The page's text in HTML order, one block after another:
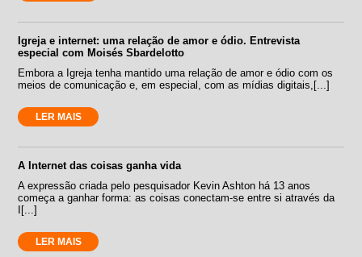
Igreja e internet: uma relação de amor e ódio. Entrevista
especial com Moisés Sbardelotto
Embora a Igreja tenha mantido uma relação de amor e ódio com os
meios de comunicação e, em especial, com as mídias digitais,[...]
LER MAIS
A Internet das coisas ganha vida
A expressão criada pelo pesquisador Kevin Ashton há 13 anos
começa a ganhar forma: as coisas conectam-se entre si através da
I[...]
LER MAIS